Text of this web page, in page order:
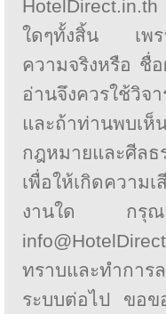
ใดๆทั้งสิ้น เพรา
ความจริงหรือ ชื่
อ่านจึงควรใช้วิจ
และถ้าท่านพบเ
กฎหมายและศีลธ
เพื่อให้เกิดความ
งานใด กรุ
ทราบและทำกา
ระบบต่อไป ขอ